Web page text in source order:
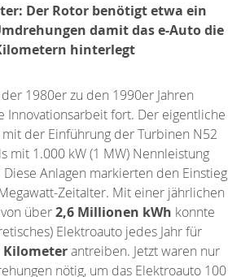
Der Rotor benötigt etwa ein
damit das e-Auto die
hinterlegt
1980er zu den 1990er Jahren
Innovationsarbeit fort. Der eigentliche
der Einführung der Turbinen N52
mit 1.000 kW (1 MW) Nennleistung
Anlagen markierten den Einstieg
Zeitalter. Mit einer jährlichen
über2,6 Millionen kWh konnte
Elektroauto jedes Jahr für
Kilometerantreiben. Jetzt waren nur
nötig, um das Elektroauto 100